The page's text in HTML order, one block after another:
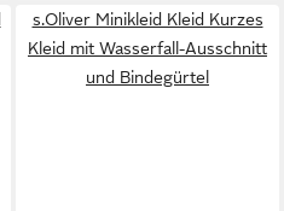
s.Oliver Minikleid Kleid Kurzes
Kleid mit Wasserfall-Ausschnitt
und Bindegürtel